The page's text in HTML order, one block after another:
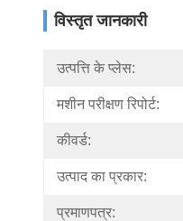
विस्तृत जानकारी
उत्पत्ति के प्लेस:
मशीन परीक्षण रिपोर्ट:
कीवर्ड:
उत्पाद का प्रकार:
प्रमाणपत्र: